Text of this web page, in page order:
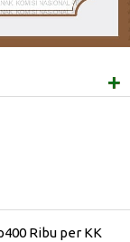
+
Ribu per KK